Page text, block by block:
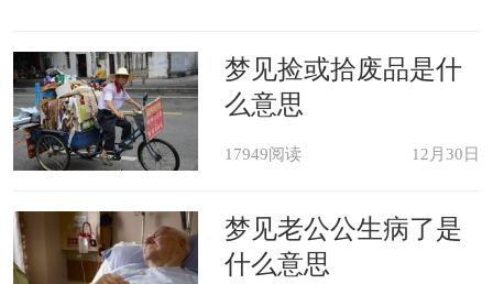
梦见捡或拾废品是什
么意思
17949阅读 12月30日
梦见老公公生病了是
什么意思